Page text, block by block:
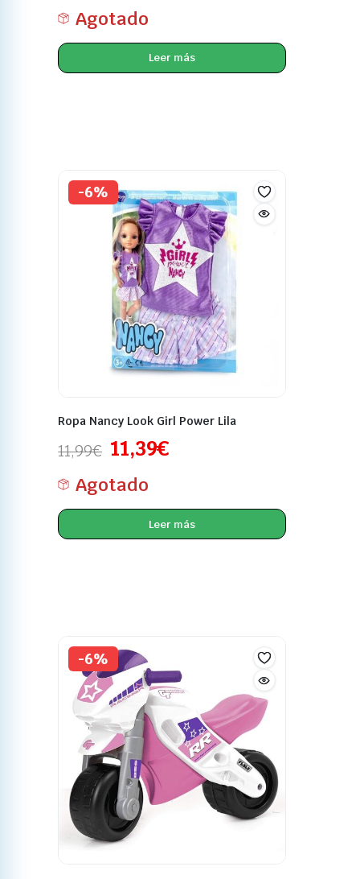
Agotado
Leer más
-6%
Ropa Nancy Look Girl Power Lila
11,99€ 11,39€
Agotado
Leer más
-6%